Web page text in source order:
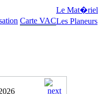
Carte VAC
Le Mat�riel
Les Planeurs